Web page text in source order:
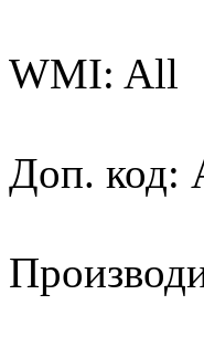
WMI: All
Доп. код: